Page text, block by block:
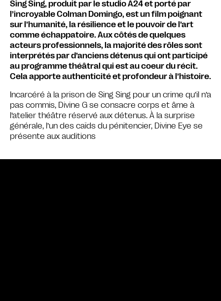
Sing Sing, produit par le studio A24 et porté par
l’incroyable Colman Domingo, est un film poignant
sur l’humanité, la résilience et le pouvoir de l’art
comme échappatoire. Aux côtés de quelques
acteurs professionnels, la majorité des rôles sont
interprétés par d’anciens détenus qui ont participé
au programme théâtral qui est au coeur du récit.
Cela apporte authenticité et profondeur à l’histoire.
Incarcéré à la prison de Sing Sing pour un crime qu’il n’a
pas commis, Divine G se consacre corps et âme à
l’atelier théâtre réservé aux détenus. À la surprise
générale, l’un des caïds du pénitencier, Divine Eye se
présente aux auditions